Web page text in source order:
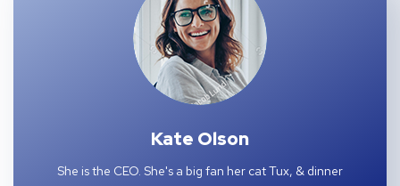
Kate Olson
She is the CEO. She's a big fan her cat Tux, & dinner